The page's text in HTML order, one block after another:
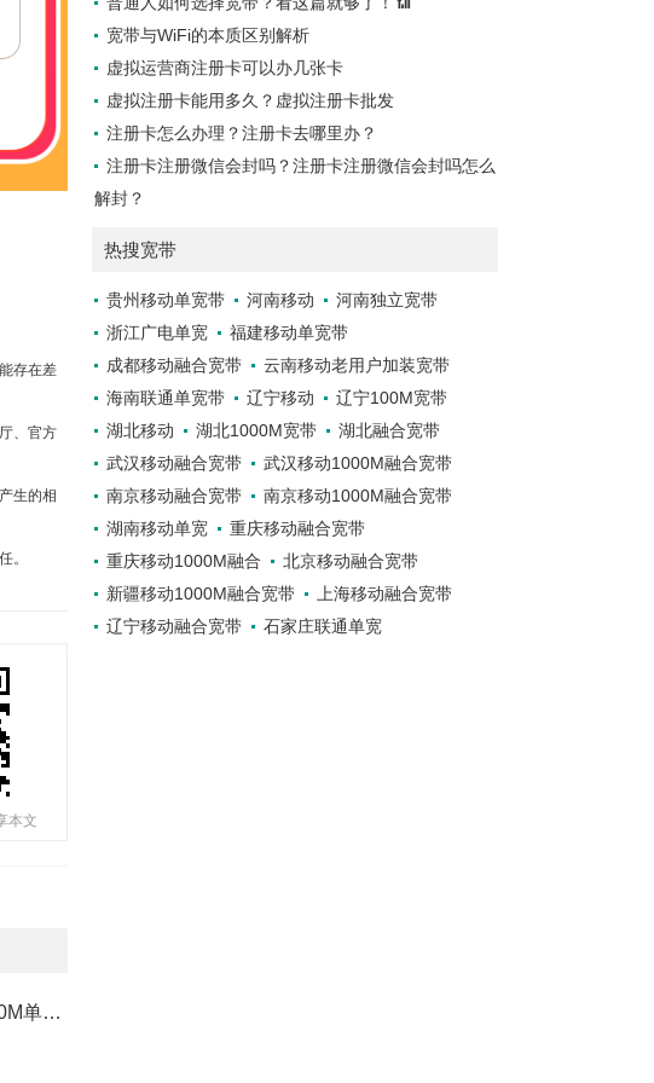
存在差
、官方
生的相
。
本文
海南联通单宽带-海南联通500M单宽-详情
宽带与WiFi的本质区别解析
虚拟运营商注册卡可以办几张卡
虚拟注册卡能用多久？虚拟注册卡批发
注册卡怎么办理？注册卡去哪里办？
注册卡注册微信会封吗？注册卡注册微信会封吗怎么
解封？
热搜宽带
贵州移动单宽带 河南移动
河南独立宽带
浙江广电单宽
福建移动单宽带
成都移动融合宽带
云南移动老用户加装宽带
海南联通单宽带
辽宁移动
辽宁100M宽带
湖北移动
湖北1000M宽带
湖北融合宽带
武汉移动融合宽带
武汉移动1000M融合宽带
南京移动融合宽带
南京移动1000M融合宽带
湖南移动单宽
重庆移动融合宽带
重庆移动1000M融合
北京移动融合宽带
新疆移动1000M融合宽带
上海移动融合宽带
辽宁移动融合宽带
石家庄联通单宽